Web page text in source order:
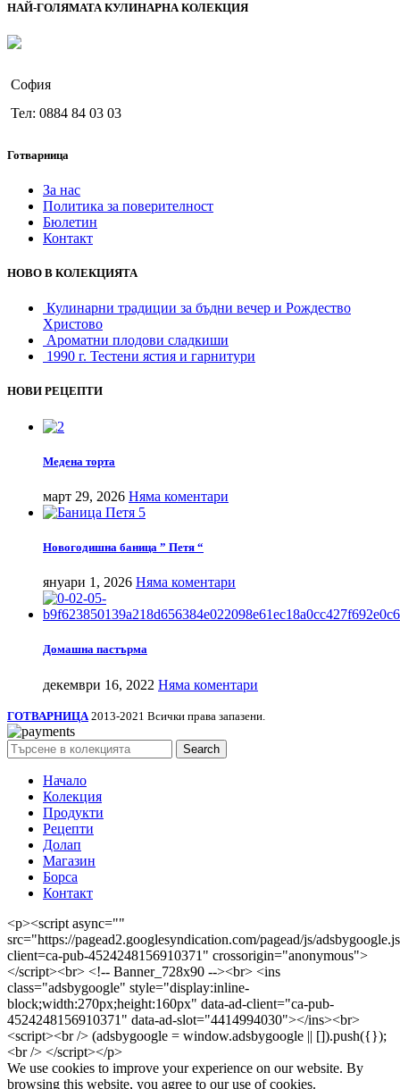
НАЙ-ГОЛЯМАТА КУЛИНАРНА КОЛЕКЦИЯ
София
Тел: 0884 84 03 03
Готварница
За нас
Политика за поверителност
Бюлетин
Контакт
НОВО В КОЛЕКЦИЯТА
Кулинарни традиции за бъдни вечер и Рождество
Христово
Ароматни плодови сладкиши
1990 г. Тестени ястия и гарнитури
НОВИ РЕЦЕПТИ
Медена торта
март 29, 2026 Няма коментари
Новогодишна баница ” Петя “
януари 1, 2026 Няма коментари
Домашна пастърма
декември 16, 2022 Няма коментари
ГОТВАРНИЦА 2013-2021 Всички права запазени.
Search
Начало
Колекция
Продукти
Рецепти
Долап
Магазин
Борса
Контакт
<p><script async=""
src="https://pagead2.googlesyndication.com/pagead/js/
client=ca-pub-4524248156910371" crossorigin="anonymous">
</script><br> <!-- Banner_728x90 --><br> <ins
class="adsbygoogle" style="display:inline-
block;width:270px;height:160px" data-ad-client="ca-pub-
4524248156910371" data-ad-slot="4414994030"></ins><br>
<script><br /> (adsbygoogle = window.adsbygoogle || []).push({});
<br /> </script></p>
We use cookies to improve your experience on our website. By
browsing this website, you agree to our use of cookies.